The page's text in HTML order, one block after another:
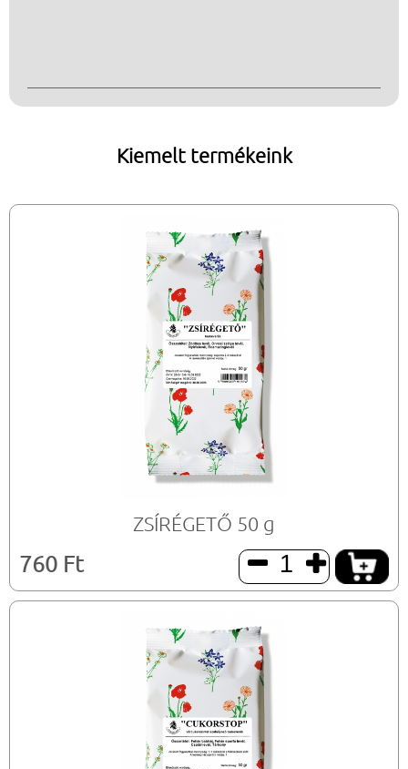
Kiemelt termékeink
ZSÍRÉGETŐ 50 g
760 Ft  